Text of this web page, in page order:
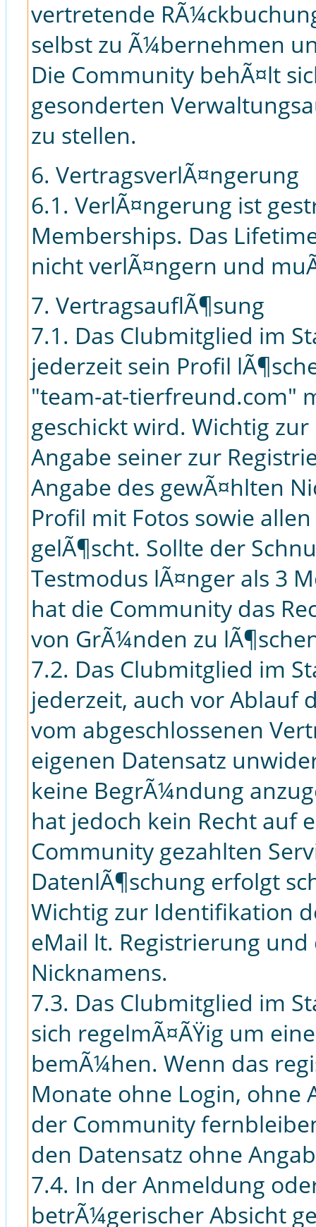
vertretende
selbst zu Ã¼bernehmen
Die Community behÃ¤lt
gesonderten
zu stellen.
6. VertragsverlÃ¤ngerung
6.1. VerlÃ¤ngerung ist
Memberships. Das
nicht verlÃ¤ngern und
7. VertragsauflÃ¶sung
7.1. Das Clubmitglied im
jederzeit sein Profil
"team-at-tierfreund.com"
geschickt wird. Wichtig
Angabe seiner zur
Angabe des gewÃ¤hlten
Profil mit Fotos sowie
gelÃ¶scht. Sollte der
Testmodus lÃ¤nger als 3
hat die Community das
von GrÃ¼nden zu
7.2. Das Clubmitglied im
jederzeit, auch vor Ablauf
vom abgeschlossenen
eigenen Datensatz
keine BegrÃ¼ndung
hat jedoch kein Recht auf
Community gezahlten
DatenlÃ¶schung erfolgt
Wichtig zur Identifikation
eMail lt. Registrierung
Nicknamens.
7.3. Das Clubmitglied im
sich regelmÃ¤ÃŸig um
bemÃ¼hen. Wenn das
Monate ohne Login, ohne
der Community
den Datensatz ohne
7.4. In der Anmeldung
betrÃ¼gerischer Absicht